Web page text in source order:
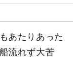
あたりあった